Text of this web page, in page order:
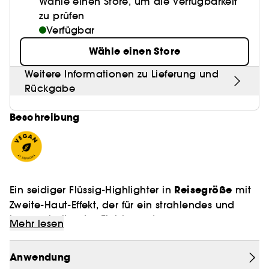
zu prüfen
Verfügbar
Wähle einen Store
Weitere Informationen zu Lieferung und
Rückgabe
Beschreibung
Ein seidiger Flüssig-Highlighter in Reisegröße mit
Zweite-Haut-Effekt, der für ein strahlendes und
lang anhaltendes Finish sorgt.
lichtreflektierender Perlenpartikel enthält eine
Mehr lesen
Anwendung